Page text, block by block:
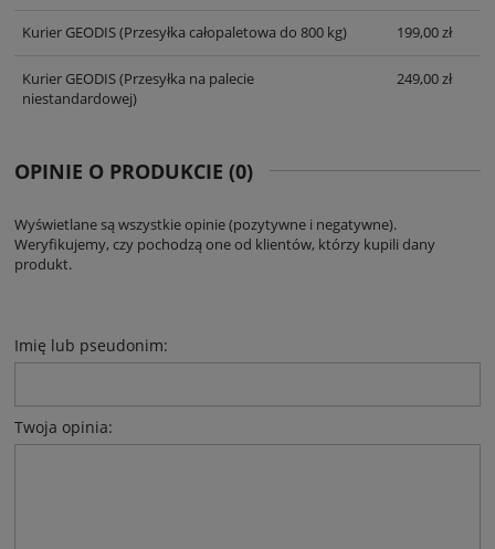
Kurier GEODIS(Przesyłka całopaletowa do 800 kg) 199,00 zł
Kurier GEODIS(Przesyłka na palecie
niestandardowej)
249,00 zł
OPINIE O PRODUKCIE (0)
Wyświetlane są wszystkie opinie (pozytywne i negatywne).
Weryfikujemy, czy pochodzą one od klientów, którzy kupili dany
produkt.
Imię lub pseudonim:
Twoja opinia: